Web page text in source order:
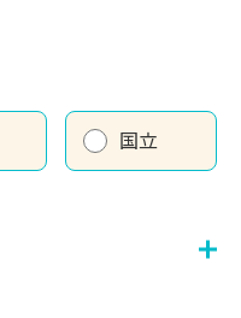
国立